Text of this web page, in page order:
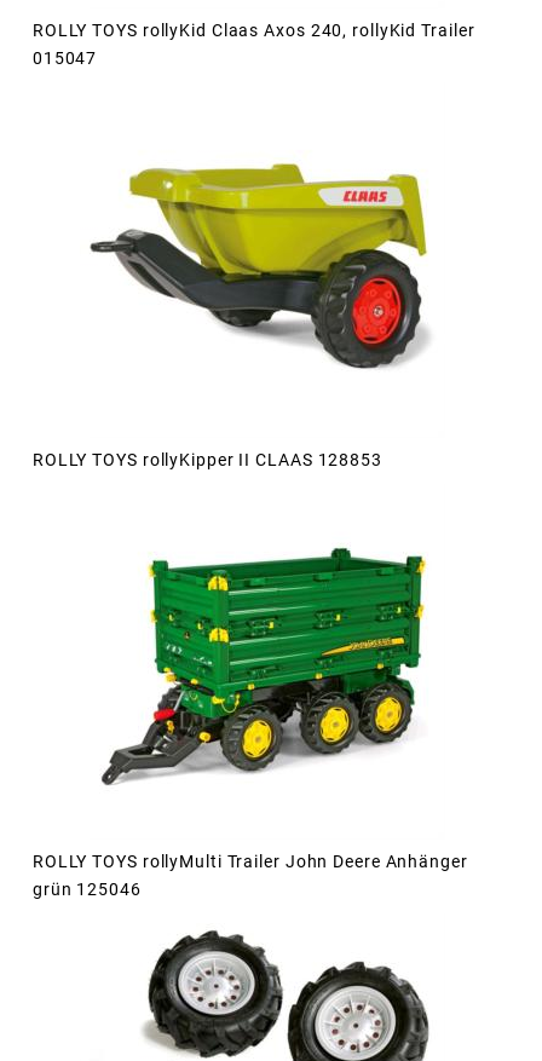
ROLLY TOYS rollyKid Claas Axos 240, rollyKid Trailer
015047
ROLLY TOYS rollyKipper II CLAAS 128853
ROLLY TOYS rollyMulti Trailer John Deere Anhänger
grün 125046